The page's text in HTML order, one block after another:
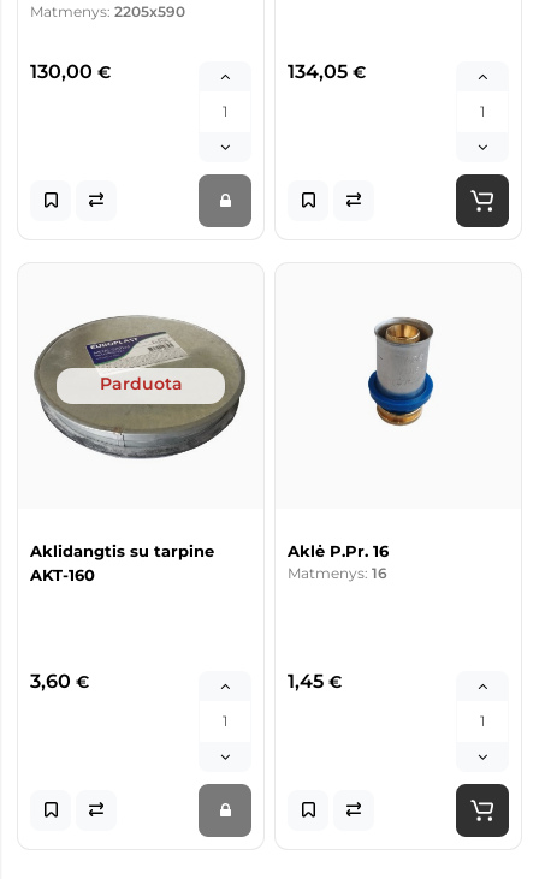
Matmenys: 2205x590
130,00 € 134,05 €
Parduota
Aklidangtis su tarpine
AKT-160
3,60 €
Aklė P.Pr. 16
Matmenys: 16
1,45 €